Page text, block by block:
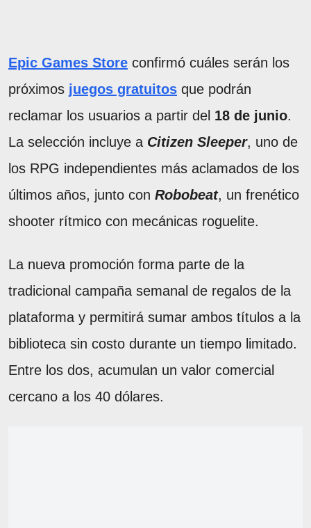
Epic Games Store confirmó cuáles serán los
próximos juegos gratuitos que podrán
reclamar los usuarios a partir del 18 de junio.
La selección incluye a Citizen Sleeper, uno de
los RPG independientes más aclamados de los
últimos años, junto con Robobeat, un frenético
shooter rítmico con mecánicas roguelite.
La nueva promoción forma parte de la
tradicional campaña semanal de regalos de la
plataforma y permitirá sumar ambos títulos a la
biblioteca sin costo durante un tiempo limitado.
Entre los dos, acumulan un valor comercial
cercano a los 40 dólares.